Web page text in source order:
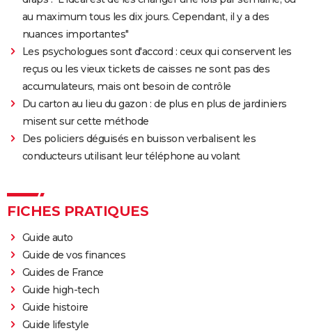
streaming, critiques, Disney+...
Uncharted : faut-il connaître le jeu avant de voir le
film ?
Venom : synopsis, casting, streaming, avis... Tout sur
le film avec Tom Hardy
Ant-Man 3 : critiques, scène post-générique, bande-
annonce, casting...
Fast and Furious 9 : synopsis, casting, bande-
Top Gun Maverick : Tom Cruise a-t-il vraiment piloté
des avions pour les besoins du film ?
Hunger Games, Lever de soleil sur la Moisson : Effie,
Haymitch... des personnages bien connus dans la
bande-annonce
Doctor Strange 2 : que signifient les scènes post-
génériques ? On vous explique
Gladiator 2 : pourquoi cette suite risque-t-elle de
au maximum tous les dix jours. Cependant, il y a des
nuances importantes"
Les psychologues sont d'accord : ceux qui conservent les
reçus ou les vieux tickets de caisses ne sont pas des
accumulateurs, mais ont besoin de contrôle
Du carton au lieu du gazon : de plus en plus de jardiniers
misent sur cette méthode
Des policiers déguisés en buisson verbalisent les
conducteurs utilisant leur téléphone au volant
FICHES PRATIQUES
Guide auto
Guide de vos finances
Guides de France
Guide high-tech
Guide histoire
Guide lifestyle